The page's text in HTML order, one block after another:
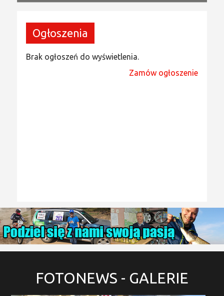
Ogłoszenia
Brak ogłoszeń do wyświetlenia.
Zamów ogłoszenie
FOTONEWS - GALERIE